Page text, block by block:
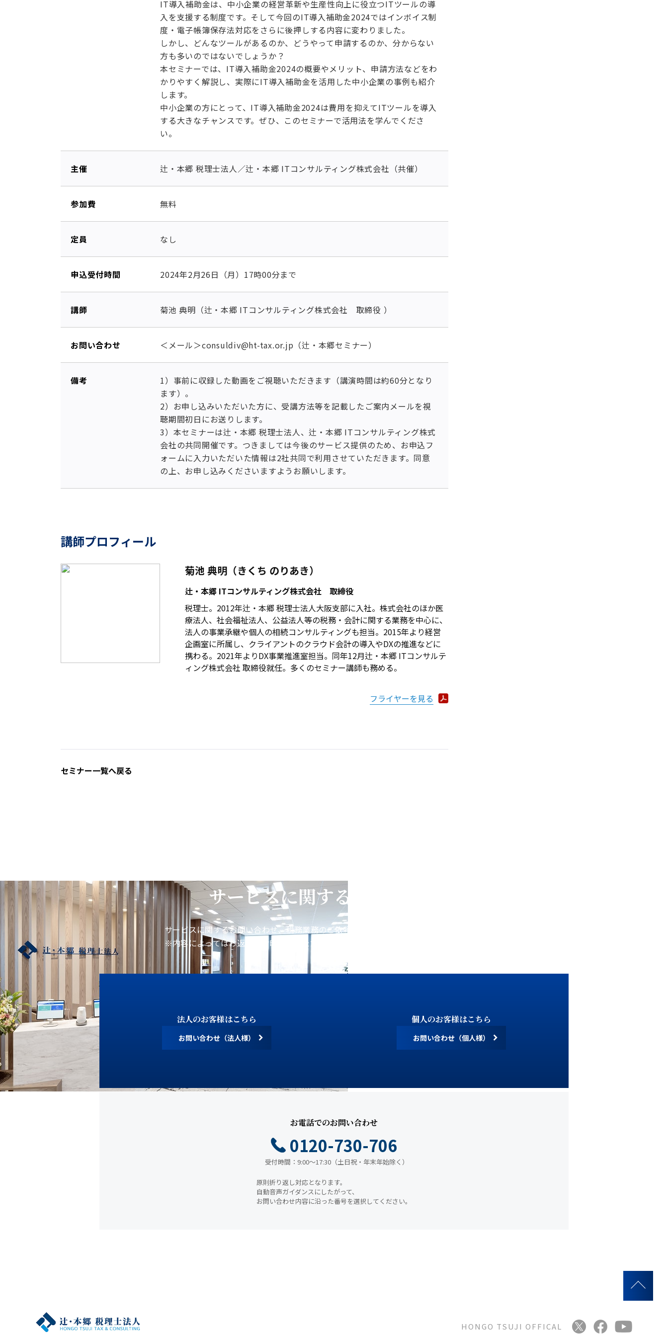
IT導入補助金は、中小企業の経営革新や生産性向上に役立つITツールの導
入を支援する制度です。そして今回のIT導入補助金2024ではインボイス制
度・電子帳簿保存法対応をさらに後押しする内容に変わりました。
しかし、どんなツールがあるのか、どうやって申請するのか、分からない
方も多いのではないでしょうか？
本セミナーでは、IT導入補助金2024の概要やメリット、申請方法などをわ
かりやすく解説し、実際にIT導入補助金を活用した中小企業の事例も紹介
します。
中小企業の方にとって、IT導入補助金2024は費用を抑えてITツールを導入
する大きなチャンスです。ぜひ、このセミナーで活用法を学んでくださ
い。
主催 辻・本郷 税理士法人／辻・本郷 ITコンサルティング株式会社（共催）
参加費 無料
定員 なし
申込受付時間 2024年2月26日（月）17時00分まで
講師 菊池 典明（辻・本郷 ITコンサルティング株式会社 取締役 ）
お問い合わせ ＜メール＞consuldiv@ht-tax.or.jp（辻・本郷セミナー）
備考
1）事前に収録した動画をご視聴いただきます（講演時間は約60分となり
ます）。
2）お申し込みいただいた方に、受講方法等を記載したご案内メールを視
聴期間初日にお送りします。
3）本セミナーは辻・本郷 税理士法人、辻・本郷 ITコンサルティング株式
会社の共同開催です。つきましては今後のサービス提供のため、お申込フ
ォームに入力いただいた情報は2社共同で利用させていただきます。同意
の上、お申し込みくださいますようお願いします。
講師プロフィール
菊池 典明（きくち のりあき）
辻・本郷 ITコンサルティング株式会社 取締役
税理士。2012年辻・本郷 税理士法人大阪支部に入社。株式会社のほか医
療法人、社会福祉法人、公益法人等の税務・会計に関する業務を中心に、
法人の事業承継や個人の相続コンサルティングも担当。2015年より経営
企画室に所属し、クライアントのクラウド会計の導入やDXの推進などに
携わる。2021年よりDX事業推進室担当。同年12月辻・本郷 ITコンサルテ
ィング株式会社 取締役就任。多くのセミナー講師も務める。
フライヤーを見る
セミナー一覧へ戻る
サービスに関するお問い合わせ
サービスに関するお問い合わせ、税務業務のご依頼などをお受けしております。
※内容によってはお返事にお時間をいただく場合がございます。あらかじめご了承ください。
法人のお客様はこちら
お問い合わせ（法人様）
個人のお客様はこちら
お問い合わせ（個人様）
お電話でのお問い合わせ
0120-730-706
受付時間：9:00～17:30（土日祝・年末年始除く）
原則折り返し対応となります。
自動音声ガイダンスにしたがって、
お問い合わせ内容に沿った番号を選択してください。
HONGO TSUJI OFFICAL